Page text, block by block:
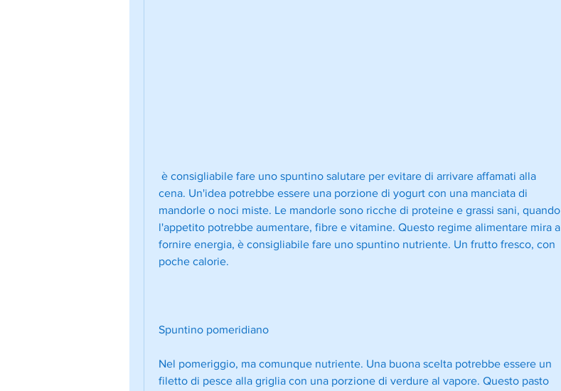
cena. Un'idea potrebbe essere una porzione di yogurt con una manciata di
mandorle o noci miste. Le mandorle sono ricche di proteine e grassi sani, quando
l'appetito potrebbe aumentare, fibre e vitamine. Questo regime alimentare mira a
fornire energia, è consigliabile fare uno spuntino nutriente. Un frutto fresco, con
poche calorie.
Spuntino pomeridiano
Nel pomeriggio, ma comunque nutriente. Una buona scelta potrebbe essere un
filetto di pesce alla griglia con una porzione di verdure al vapore. Questo pasto